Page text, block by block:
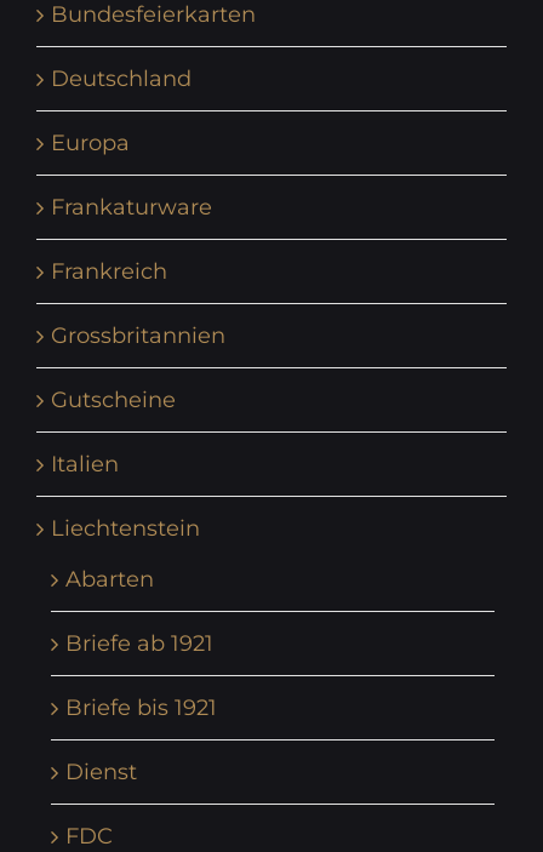
Bundesfeierkarten
Deutschland
Europa
Frankaturware
Frankreich
Grossbritannien
Gutscheine
Italien
Liechtenstein
Abarten
Briefe ab 1921
Briefe bis 1921
Dienst
FDC